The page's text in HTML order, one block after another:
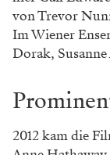
von Trevor
Im Wiener
Dorak,
2012 kam die